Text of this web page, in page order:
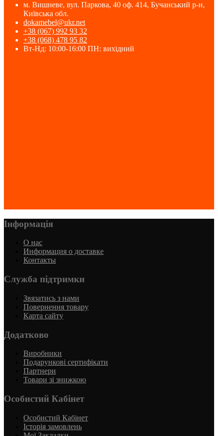
м. Вишневе, вул. Паркова, 40 оф. 414, Бучанський р-н,
Київська обл.
dokamebel@ukr.net
+38 (067) 992 93 32
+38 (068) 478 95 82
Вт-Нд: 10:00-16:00 ПН: вихідний
Інформація
О нас
Информация о доставке
Контакты
Служба підтримки
Звязатись з нами
Повернення товару
Карта сайту
Додатково
Виробники
Подарункові сертифікати
Партнери
Товари зі знижкою
Особистий Кабінет
Особистий Кабінет
Історія замовлень